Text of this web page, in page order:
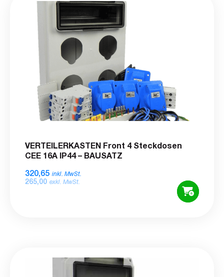
VERTEILERKASTEN Front 4 Steckdosen
CEE 16A IP44 – BAUSATZ
320,65 inkl. MwSt.
265,00 exkl. MwSt.